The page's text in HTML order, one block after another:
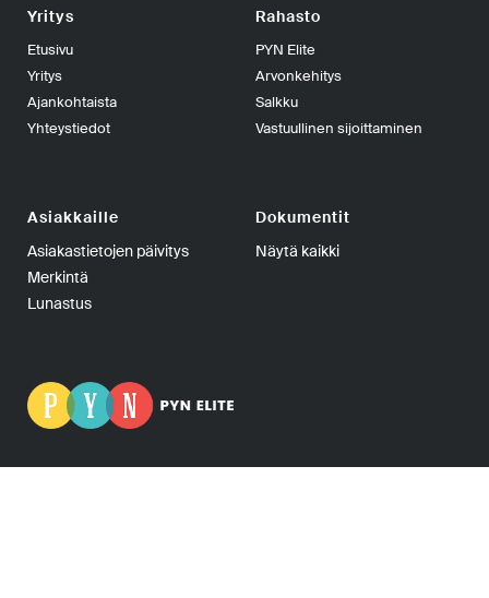
Yritys
Etusivu
Yritys
Ajankohtaista
Yhteystiedot
Rahasto
PYN Elite
Arvonkehitys
Salkku
Vastuullinen sijoittaminen
Asiakkaille
Asiakastietojen päivitys
Merkintä
Lunastus
Dokumentit
Näytä kaikki